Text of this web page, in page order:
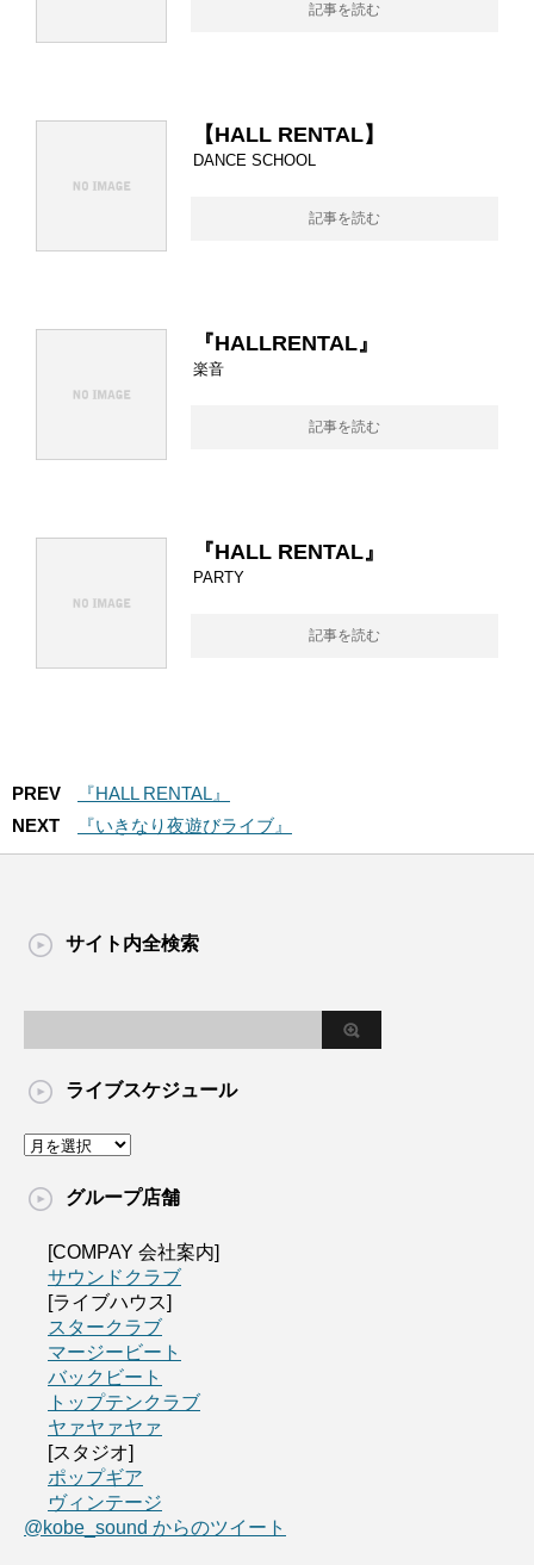
記事を読む
【HALL RENTAL】
DANCE SCHOOL
記事を読む
『HALLRENTAL』
楽音
記事を読む
『HALL RENTAL』
PARTY
記事を読む
PREV
『HALL RENTAL』
NEXT
『いきなり夜遊びライブ』
サイト内全検索
ライブスケジュール
グループ店舗
[COMPAY 会社案内]
サウンドクラブ
[ライブハウス]
スタークラブ
マージービート
バックビート
トップテンクラブ
ヤァヤァヤァ
[スタジオ]
ポップギア
ヴィンテージ
@kobe_sound からのツイート